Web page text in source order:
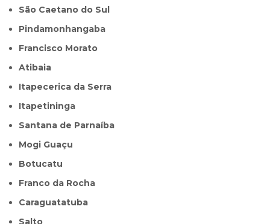
São Caetano do Sul
Pindamonhangaba
Francisco Morato
Atibaia
Itapecerica da Serra
Itapetininga
Santana de Parnaíba
Mogi Guaçu
Botucatu
Franco da Rocha
Caraguatatuba
Salto